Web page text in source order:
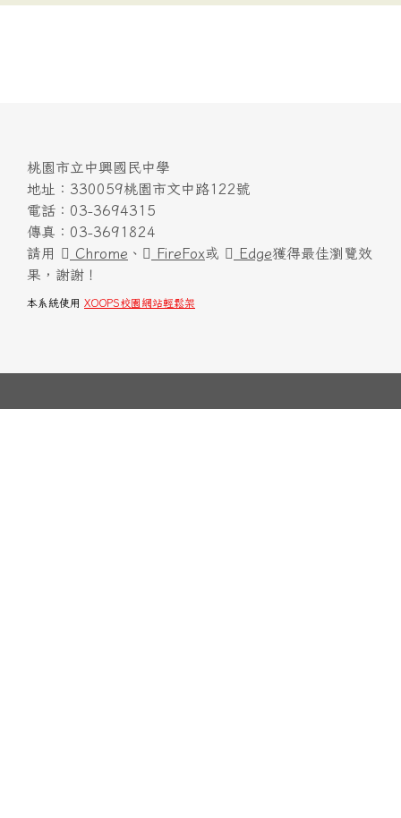
桃園市立中興國民中學
地址：330059桃園市文中路122號
電話：03-3694315
傳真：03-3691824
請用
Chrome 、 FireFox或 Edge獲得最佳瀏覽效
果，謝謝！
本系統使用 XOOPS校園網站輕鬆架